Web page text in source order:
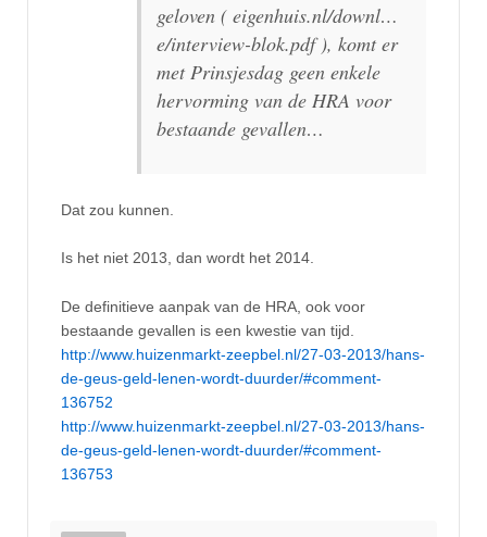
geloven ( eigenhuis.nl/downl…
e/interview-blok.pdf ), komt er
met Prinsjesdag geen enkele
hervorming van de HRA voor
bestaande gevallen…
Dat zou kunnen.
Is het niet 2013, dan wordt het 2014.
De definitieve aanpak van de HRA, ook voor
bestaande gevallen is een kwestie van tijd.
http://www.huizenmarkt-zeepbel.nl/27-03-2013/hans-
de-geus-geld-lenen-wordt-duurder/#comment-
136752
http://www.huizenmarkt-zeepbel.nl/27-03-2013/hans-
de-geus-geld-lenen-wordt-duurder/#comment-
136753